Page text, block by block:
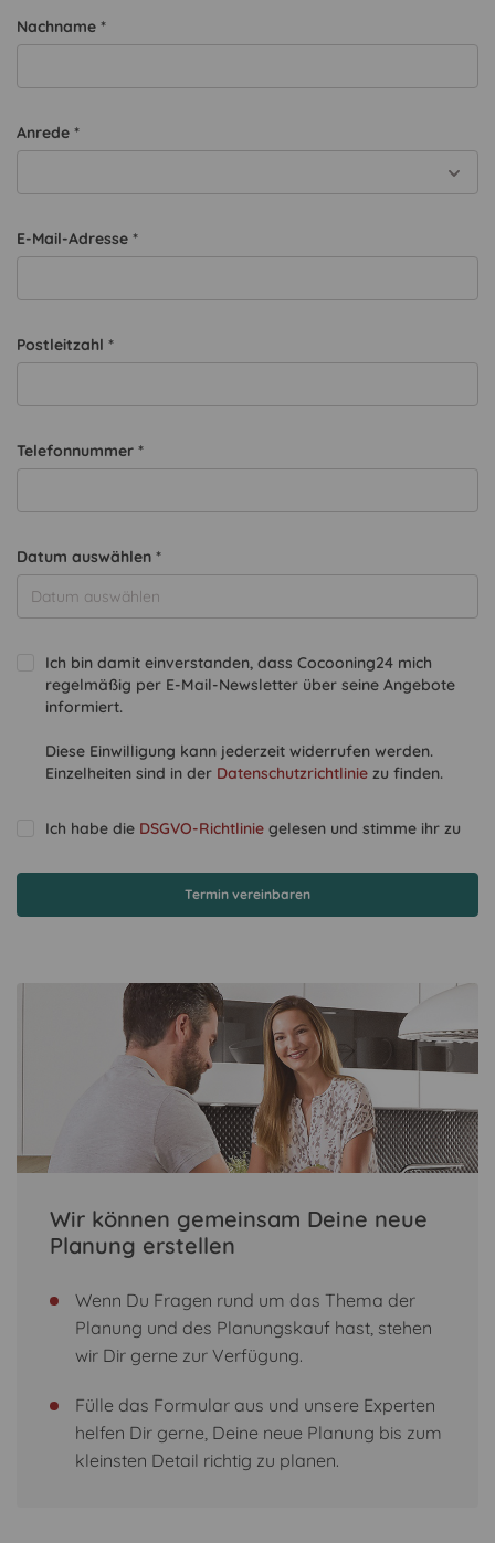
Nachname *
Anrede *
E-Mail-Adresse *
Postleitzahl *
Telefonnummer *
Datum auswählen *
Ich bin damit einverstanden, dass Cocooning24 mich
regelmäßig per E-Mail-Newsletter über seine Angebote
informiert.
Diese Einwilligung kann jederzeit widerrufen werden.
Einzelheiten sind in der Datenschutzrichtlinie zu finden.
Ich habe die DSGVO-Richtlinie gelesen und stimme ihr zu
Termin vereinbaren
Wir können gemeinsam Deine neue
Planung erstellen
Wenn Du Fragen rund um das Thema der
Planung und des Planungskauf hast, stehen
wir Dir gerne zur Verfügung.
Fülle das Formular aus und unsere Experten
helfen Dir gerne, Deine neue Planung bis zum
kleinsten Detail richtig zu planen.